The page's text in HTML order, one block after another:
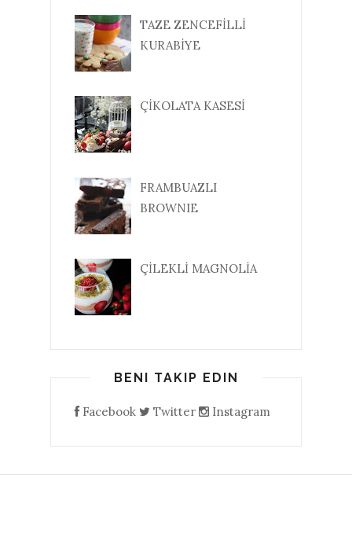
TAZE ZENCEFİLLİ
KURABİYE
ÇİKOLATA KASESİ
FRAMBUAZLI
BROWNIE
ÇİLEKLİ MAGNOLİA
BENI TAKIP EDIN
Facebook Twitter Instagram